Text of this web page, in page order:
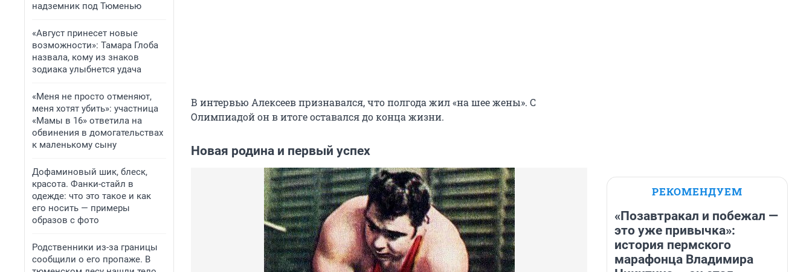
надземник под Тюменью
«Август принесет новые
возможности»: Тамара Глоба
назвала, кому из знаков
зодиака улыбнется удача
«Меня не просто отменяют,
меня хотят убить»: участница
«Мамы в 16» ответила на
обвинения в домогательствах
к маленькому сыну
Дофаминовый шик, блеск,
красота. Фанки-стайл в
одежде: что это такое и как
его носить — примеры
образов с фото
Родственники из-за границы
сообщили о его пропаже. В
В интервью Алексеев признавался, что полгода жил «на шее жены». С
Олимпиадой он в итоге оставался до конца жизни.
Новая родина и первый успех
РЕКОМЕНДУЕМ
«Позавтракал и побежал —
это уже привычка»:
история пермского
марафонца Владимира